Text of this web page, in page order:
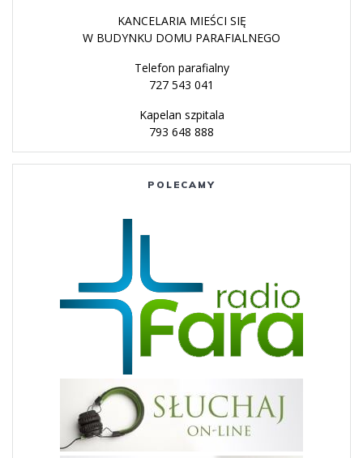
KANCELARIA MIEŚCI SIĘ
W BUDYNKU DOMU PARAFIALNEGO
Telefon parafialny
727 543 041
Kapelan szpitala
793 648 888
POLECAMY